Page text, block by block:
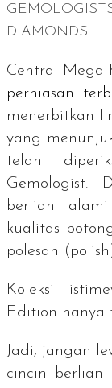
DIAMONDS
Central Mega
perhiasan
menerbitkan
yang
telah
Gemologist.
berlian
kualitas
polesan ( polish
Koleksi
Edition hanya
Jadi, jangan
cincin berlian